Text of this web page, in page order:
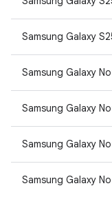
Samsung Galaxy
Samsung Galaxy
Samsung Galaxy
Samsung Galaxy
Samsung Galaxy